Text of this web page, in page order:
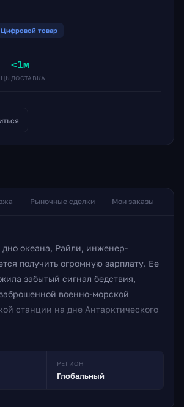
Цифровой товар
<1м
ДОСТАВКА
Рыночные сделки Мои заказы
океана, Райли, инженер-
получить огромную зарплату. Ее
забытый сигнал бедствия,
военно-морской
станции на дне Антарктического
на всю жизнь! В CRUSH DEPTH вы
РЕГИОН
Глобальный